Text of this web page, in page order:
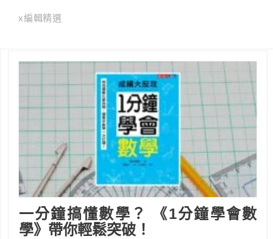
x編輯精選
一分鐘搞懂數學？ 《1分鐘學會數
學》帶你輕鬆突破！